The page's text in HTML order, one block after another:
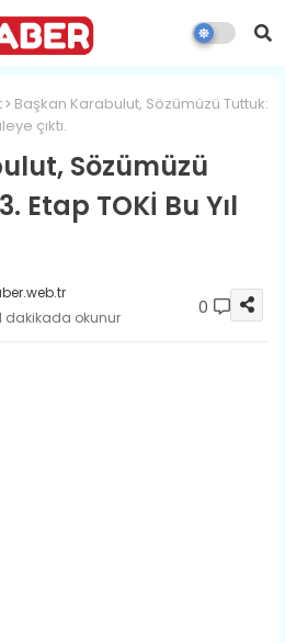
Başkan Karabulut, Sözümüzü Tuttuk:
çıktı.
Sözümüzü
Etap TOKİ Bu Yıl
dakikada okunur 0